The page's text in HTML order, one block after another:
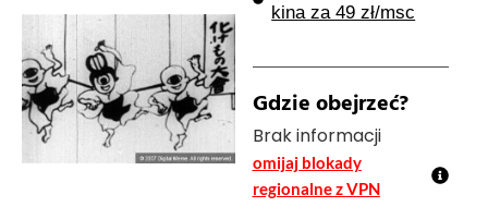
kina za 49 zł/msc
Gdzie obejrzeć?
Brak informacji
omijaj blokady
regionalne z VPN